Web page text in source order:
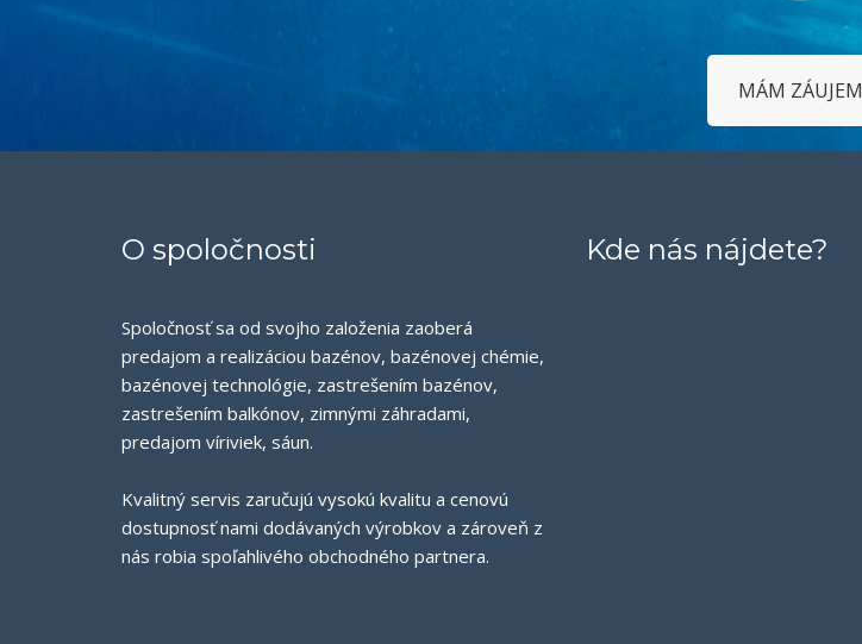
MÁM ZÁUJEM
O spoločnosti
Spoločnosť sa od svojho založenia zaoberá
predajom a realizáciou bazénov, bazénovej chémie,
bazénovej technológie, zastrešením bazénov,
zastrešením balkónov, zimnými záhradami,
predajom víriviek, sáun.
Kvalitný servis zaručujú vysokú kvalitu a cenovú
dostupnosť nami dodávaných výrobkov a zároveň z
nás robia spoľahlivého obchodného partnera.
Kde nás nájdete?